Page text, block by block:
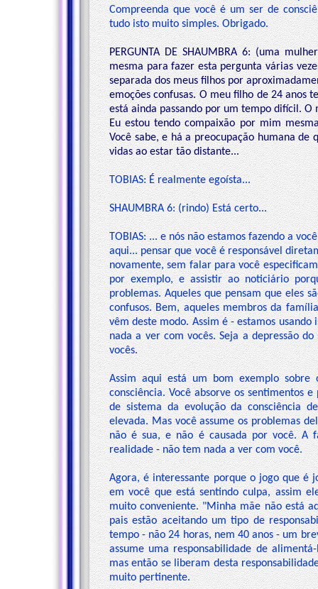
Compreenda que você é um ser de
tudo isto muito simples. Obrigado.
PERGUNTA DE SHAUMBRA 6: (uma
mesma para fazer esta pergunta várias
separada dos meus filhos por
emoções confusas. O meu filho de 24 anos
está ainda passando por um tempo difícil.
Eu estou tendo compaixão por mim
Você sabe, e há a preocupação humana de
vidas ao estar tão distante...
TOBIAS: É realmente egoísta...
SHAUMBRA 6: (rindo) Está certo...
TOBIAS: ... e nós não estamos fazendo a
aqui... pensar que você é responsável
novamente, sem falar para você
por exemplo, e assistir ao noticiário
problemas. Aqueles que pensam que eles
confusos. Bem, aqueles membros da
vêm deste modo. Assim é - estamos
nada a ver com vocês. Seja a depressão
vocês.
Assim aqui está um bom exemplo
consciência. Você absorve os sentimentos
de sistema da evolução da consciência
elevada. Mas você assume os problemas
não é sua, e não é causada por você. A
realidade - não tem nada a ver com você.
Agora, é interessante porque o jogo que é
em você que está sentindo culpa, assim
muito conveniente. "Minha mãe não está
pais estão aceitando um tipo de
tempo - não 24 horas, nem 40 anos - um
assume uma responsabilidade de
mas então se liberam desta
muito pertinente.